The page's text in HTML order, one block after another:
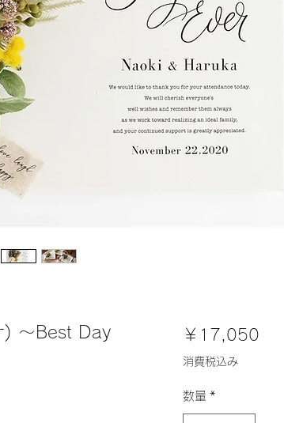
) ～Best Day
￥17,050価
消費税込み
数量 *